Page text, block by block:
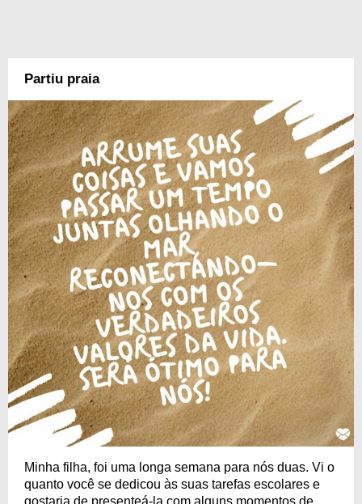
Partiu praia
Minha filha, foi uma longa semana para nós duas. Vi o
quanto você se dedicou às suas tarefas escolares e
gostaria de presenteá-la com alguns momentos de